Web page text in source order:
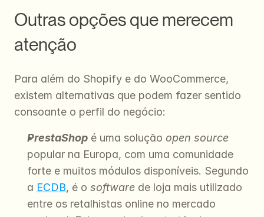
Outras opções que merecem
atenção
Para além do Shopify e do WooCommerce,
existem alternativas que podem fazer sentido
consoante o perfil do negócio:
PrestaShop é uma solução open source
popular na Europa, com uma comunidade
forte e muitos módulos disponíveis. Segundo
a ECDB, é o software de loja mais utilizado
entre os retalhistas online no mercado